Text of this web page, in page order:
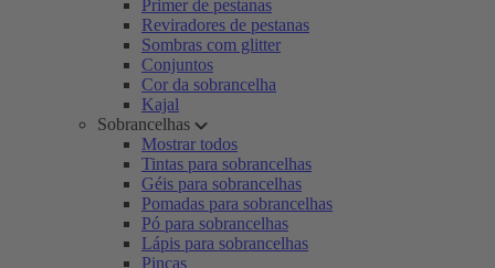
Primer de pestanas
Reviradores de pestanas
Sombras com glitter
Conjuntos
Cor da sobrancelha
Kajal
Sobrancelhas
Mostrar todos
Tintas para sobrancelhas
Géis para sobrancelhas
Pomadas para sobrancelhas
Pó para sobrancelhas
Lápis para sobrancelhas
Pinças